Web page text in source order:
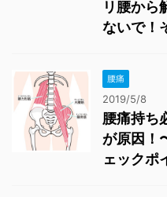
リ腰から
ないで！
腰痛
2019/5/8
腰痛持ち
が原因！
ェックポ